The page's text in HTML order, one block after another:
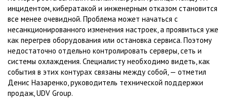
инцидентом, кибератакой и инженерным отказом становится
все менее очевидной. Проблема может начаться с
несанкционированного изменения настроек, а проявиться уже
как перегрев оборудования или остановка сервиса. Поэтому
недостаточно отдельно контролировать серверы, сеть и
системы охлаждения. Специалисту необходимо видеть, как
события в этих контурах связаны между собой, — отметил
Денис Назаренко, руководитель технической поддержки
продаж, UDV Group.